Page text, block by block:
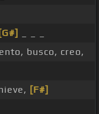
[G#]
busco, creo,
[F#]